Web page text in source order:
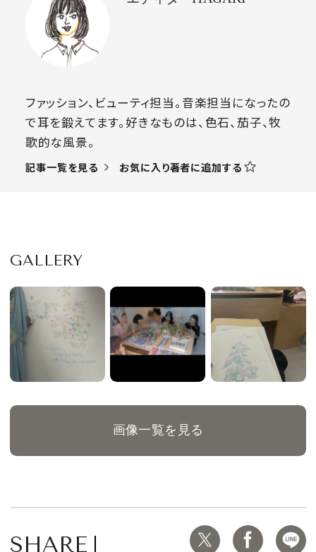
ファッション、ビューティ担当。音楽担当になったの
で耳を鍛えてます。好きなものは、色石、茄子、牧
歌的な風景。
記事一覧を見る お気に入り著者に追加する
GALLERY
画像一覧を見る
SHARE